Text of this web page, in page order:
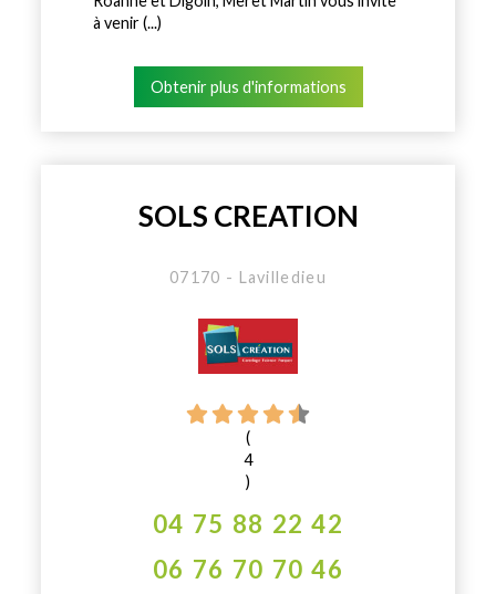
à venir (...)
Obtenir plus d'informations
SOLS CREATION
07170 - Lavilledieu
(
4
)
04 75 88 22 42
06 76 70 70 46